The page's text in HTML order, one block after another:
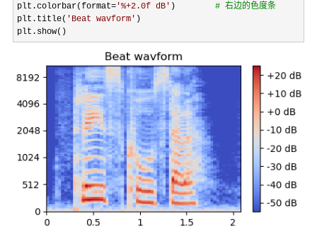
plt.colorbar(format= '%+2.0f dB ' ) # 右边的色度条
plt.title( ' Beat wavform ' )
plt.show()